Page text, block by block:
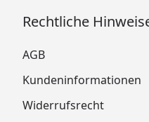
Rechtliche
AGB
Kundeninformationen
Widerrufsrecht